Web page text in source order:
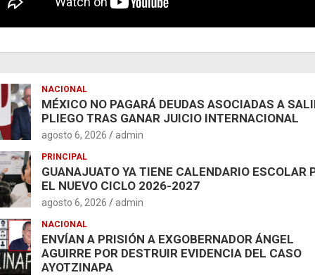
NACIONAL
MÉXICO NO PAGARÁ DEUDAS ASOCIADAS A
PLIEGO TRAS GANAR JUICIO INTERNACIONAL
agosto 6, 2026 admin
PRINCIPAL
GUANAJUATO YA TIENE CALENDARIO ESCOLAR
EL NUEVO CICLO 2026-2027
agosto 6, 2026 admin
NACIONAL
ENVÍAN A PRISIÓN A EXGOBERNADOR ÁNGEL
AGUIRRE POR DESTRUIR EVIDENCIA DEL CASO
AYOTZINAPA